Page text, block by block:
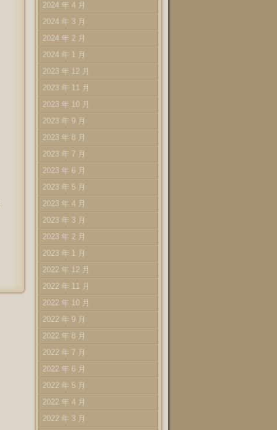
2024 年 4 月
2024 年 3 月
2024 年 2 月
2024 年 1 月
2023 年 12 月
2023 年 11 月
2023 年 10 月
2023 年 9 月
2023 年 8 月
2023 年 7 月
2023 年 6 月
2023 年 5 月
2023 年 4 月
2023 年 3 月
2023 年 2 月
2023 年 1 月
2022 年 12 月
2022 年 11 月
2022 年 10 月
2022 年 9 月
2022 年 8 月
2022 年 7 月
2022 年 6 月
2022 年 5 月
2022 年 4 月
2022 年 3 月